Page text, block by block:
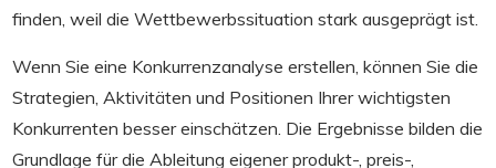
finden, weil die Wettbewerbssituation stark ausgeprägt ist.
Wenn Sie eine Konkurrenzanalyse erstellen, können Sie die
Strategien, Aktivitäten und Positionen Ihrer wichtigsten
Konkurrenten besser einschätzen. Die Ergebnisse bilden die
Grundlage für die Ableitung eigener produkt-, preis-,